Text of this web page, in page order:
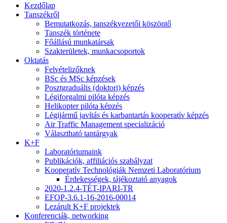
Kezdőlap
Tanszékről
Bemutatkozás, tanszékvezetői köszöntő
Tanszék története
Főállású munkatársak
Szakterületek, munkacsoportok
Oktatás
Felvételizőknek
BSc és MSc képzések
Posztgraduális (doktori) képzés
Légiforgalmi pilóta képzés
Helikopter pilóta képzés
Légijármű javítás és karbantartás kooperatív képzés
Air Traffic Management specializáció
Választható tantárgyak
K+F
Laboratóriumaink
Publikációk, affiliációs szabályzat
Kooperatív Technológiák Nemzeti Laboratórium
Érdekességek, tájékoztató anyagok
2020-1.2.4-TÉT-IPARI-TR
EFOP-3.6.1-16-2016-00014
Lezárult K+F projektek
Konferenciák, networking